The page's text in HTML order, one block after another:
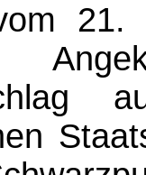
21.